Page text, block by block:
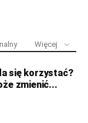
Więcej
się korzystać?
zmienić...